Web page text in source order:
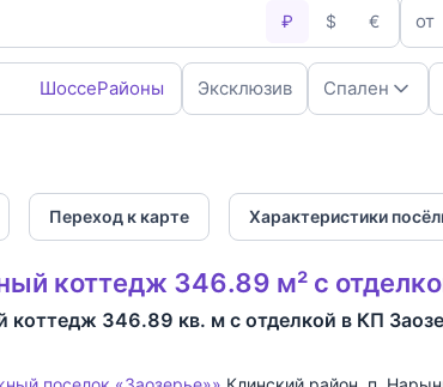
₽ $ € от
ШоссеРайоны Эксклюзив Спален
4 5+
Переход к карте Характеристики
коттедж 346.89 м² с
коттедж 346.89 кв. м с отделкой в КП